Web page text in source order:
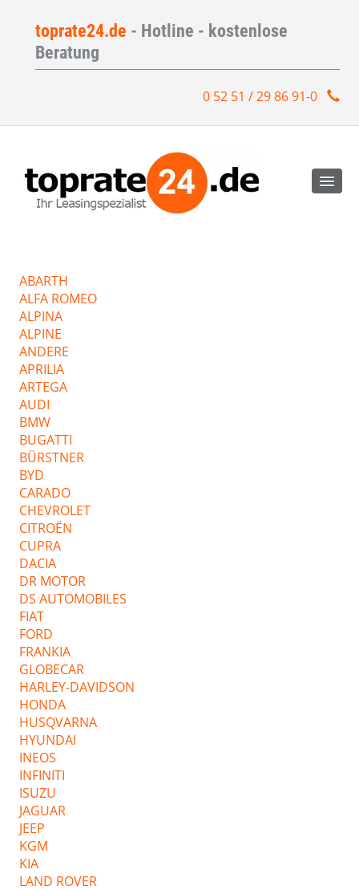
toprate24.de - Hotline - kostenlose
Beratung
0 52 51 / 29 86 91-0
ABARTH
ALFA ROMEO
ALPINA
ALPINE
ANDERE
APRILIA
ARTEGA
AUDI
BMW
BUGATTI
BÜRSTNER
BYD
CARADO
CHEVROLET
CITROËN
CUPRA
DACIA
DR MOTOR
DS AUTOMOBILES
FIAT
FORD
FRANKIA
GLOBECAR
HARLEY-DAVIDSON
HONDA
HUSQVARNA
HYUNDAI
INEOS
INFINITI
ISUZU
JAGUAR
JEEP
KGM
KIA
LAND ROVER